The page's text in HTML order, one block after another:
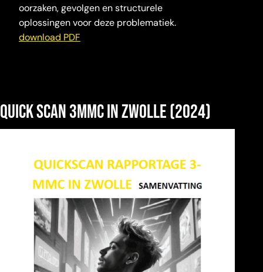
oorzaken, gevolgen en structurele
oplossingen voor deze problematiek.
download PDF
Quick Scan 3mmc in Zwolle (2024)